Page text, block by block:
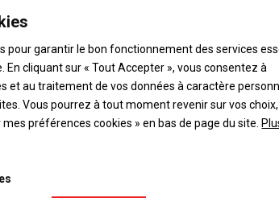
pour garantir le bon fonctionnement des services
En cliquant sur « Tout Accepter », vous consentez à
et au traitement de vos données à caractère
Vous pourrez à tout moment revenir sur vos
préférences cookies » en bas de page du site.